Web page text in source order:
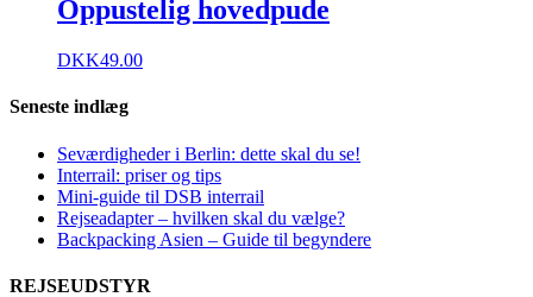
Oppustelig hovedpude
DKK49.00
Seneste indlæg
Seværdigheder i Berlin: dette skal du se!
Interrail: priser og tips
Mini-guide til DSB interrail
Rejseadapter – hvilken skal du vælge?
Backpacking Asien – Guide til begyndere
REJSEUDSTYR